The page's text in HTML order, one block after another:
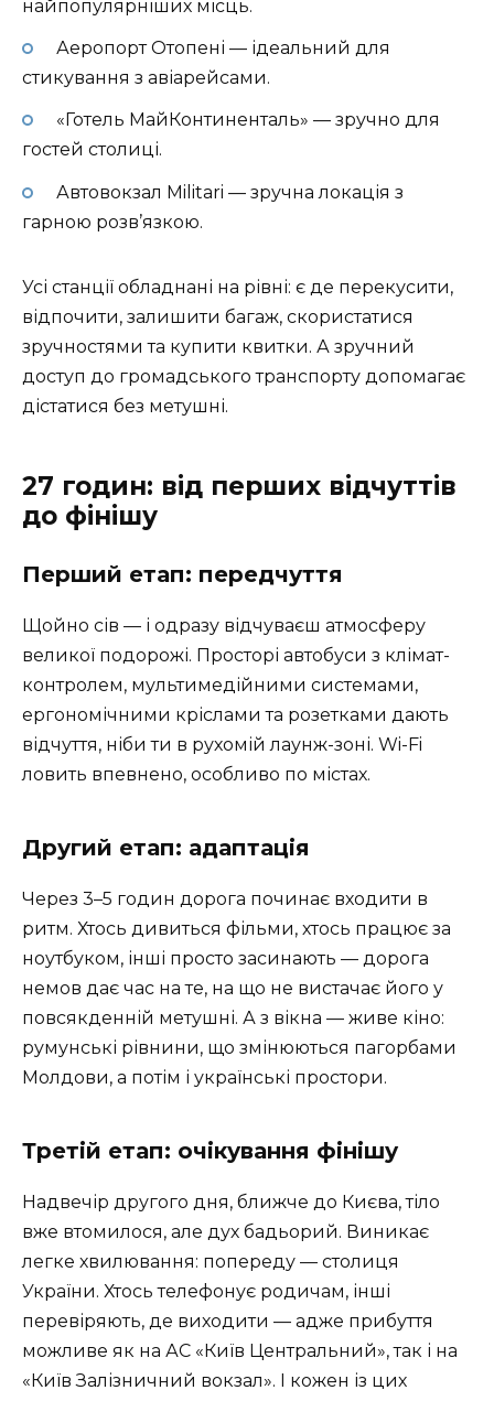
найпопулярніших місць.
Аеропорт Отопені — ідеальний для
стикування з авіарейсами.
«Готель МайКонтиненталь» — зручно для
гостей столиці.
Автовокзал Militari — зручна локація з
гарною розв’язкою.
Усі станції обладнані на рівні: є де перекусити,
відпочити, залишити багаж, скористатися
зручностями та купити квитки. А зручний
доступ до громадського транспорту допомагає
дістатися без метушні.
27 годин: від перших відчуттів
до фінішу
Перший етап: передчуття
Щойно сів — і одразу відчуваєш атмосферу
великої подорожі. Просторі автобуси з клімат-
контролем, мультимедійними системами,
ергономічними кріслами та розетками дають
відчуття, ніби ти в рухомій лаунж-зоні. Wi-Fi
ловить впевнено, особливо по містах.
Другий етап: адаптація
Через 3–5 годин дорога починає входити в
ритм. Хтось дивиться фільми, хтось працює за
ноутбуком, інші просто засинають — дорога
немов дає час на те, на що не вистачає його у
повсякденній метушні. А з вікна — живе кіно:
румунські рівнини, що змінюються пагорбами
Молдови, а потім і українські простори.
Третій етап: очікування фінішу
Надвечір другого дня, ближче до Києва, тіло
вже втомилося, але дух бадьорий. Виникає
легке хвилювання: попереду — столиця
України. Хтось телефонує родичам, інші
перевіряють, де виходити — адже прибуття
можливе як на АС «Київ Центральний», так і на
«Київ Залізничний вокзал». І кожен із цих